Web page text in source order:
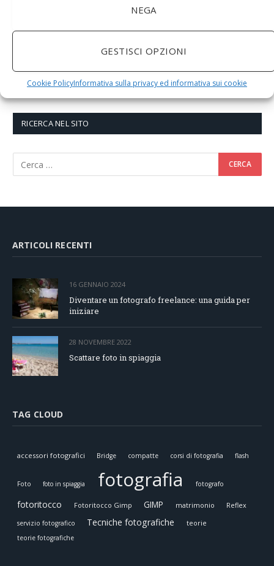
NEGA
GESTISCI OPZIONI
Cookie PolicyInformativa sulla privacy ed informativa sui cookie
RICERCA NEL SITO
ARTICOLI RECENTI
16 GENNAIO 2024
Diventare un fotografo freelance: una guida per
iniziare
28 NOVEMBRE 2022
Scattare foto in spiaggia
TAG CLOUD
accessori fotografici Bridge compatte corsi di fotografia flash
Foto foto in spiaggia fotografia fotografo
fotoritocco Fotoritocco Gimp GIMP matrimonio Reflex
servizio fotografico Tecniche fotografiche teorie
teorie fotografiche